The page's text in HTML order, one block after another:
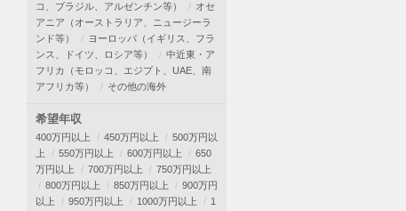
コ、ブラジル、アルゼンチン等）
オセ
アニア（オーストラリア、ニュージーラ
ンド等）
ヨーロッパ（イギリス、フラ
ンス、ドイツ、ロシア等）
中近東・ア
フリカ（モロッコ、エジプト、UAE、南
アフリカ等）
その他の海外
希望年収
400万円以上 450万円以上
500万円以
上
550万円以上 600万円以上
650
万円以上
700万円以上
750万円以上
800万円以上
850万円以上
900万円
以上
950万円以上 1000万円以上
1